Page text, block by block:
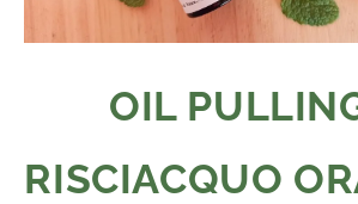
OIL
RISCIACQUO